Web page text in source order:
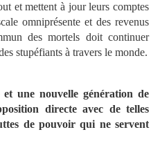
et mettent à jour leurs comptes
omniprésente et des revenus
des mortels doit continuer
stupéfiants à travers le monde.
une nouvelle génération de
directe avec de telles
de pouvoir qui ne servent